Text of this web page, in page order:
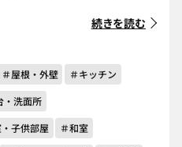
続きを読む
＃屋根・外壁
＃キッチン
・洗面所
・子供部屋
＃和室